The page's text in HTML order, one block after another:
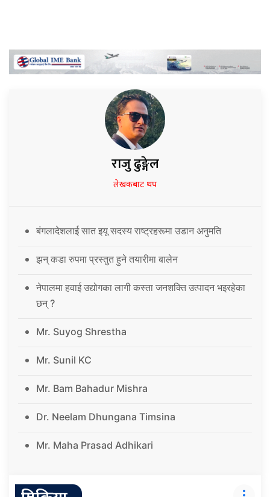
राजु ढुङ्गेल
लेखकबाट थप
बंगलादेशलाई सात इयू सदस्य राष्ट्रहरूमा उडान अनुमति
झन् कडा रुपमा प्रस्तुत हुने तयारीमा बालेन
नेपालमा हवाई उद्योगका लागी कस्ता जनशक्ति उत्पादन भइरहेका
छन् ?
Mr. Suyog Shrestha
Mr. Sunil KC
Mr. Bam Bahadur Mishra
Dr. Neelam Dhungana Timsina
Mr. Maha Prasad Adhikari